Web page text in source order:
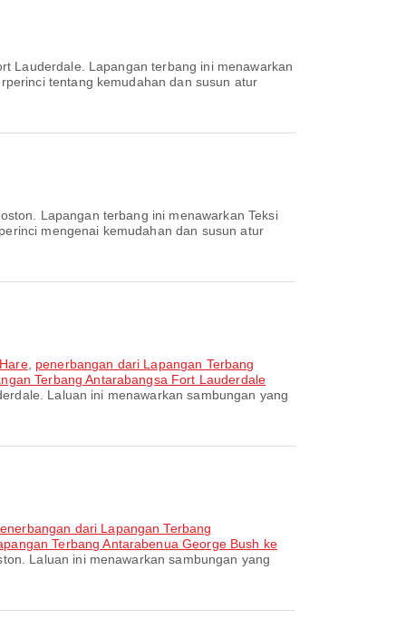
Lauderdale. Lapangan terbang ini menawarkan
tentang kemudahan dan susun atur
Lapangan terbang ini menawarkan Teksi
mengenai kemudahan dan susun atur
, penerbangan dari Lapangan Terbang
Terbang Antarabangsa Fort Lauderdale
Laluan ini menawarkan sambungan yang
dari Lapangan Terbang
Terbang Antarabenua George Bush ke
Laluan ini menawarkan sambungan yang